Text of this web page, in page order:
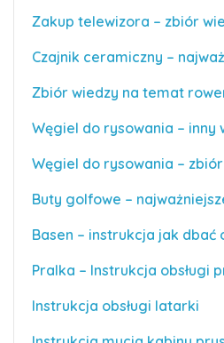
Zakup telewizora – zbiór
Czajnik ceramiczny –
Zbiór wiedzy na temat
Węgiel do rysowania – inny
Węgiel do rysowania –
Buty golfowe –
Basen – instrukcja jak dbać
Pralka – Instrukcja obsługi
Instrukcja obsługi latarki